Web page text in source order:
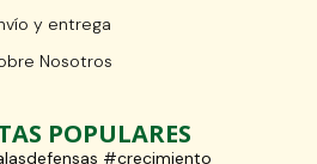
y entrega
Nosotros
POPULARES
#crecimiento